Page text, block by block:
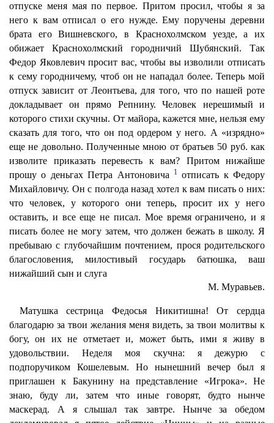
отпуске меня мая по первое. Притом просил, чтобы я за
него к вам отписал о его нужде. Ему поручены деревни
брата его Вишневского, в Краснохолмском уезде, а их
обижает Краснохолмский городничий Шубянский. Так
Федор Яковлевич просит вас, чтобы вы изволили отписать
к сему городничему, чтоб он не нападал более. Теперь мой
отпуск зависит от Леонтьева, для того, что по нашей роте
докладывает он прямо Репнину. Человек нерешимый и
которого стихи скучны. От майора, кажется мне, нельзя ему
сказать для того, что он под ордером у него. А «изрядно»
еще не довольно. Полученные мною от братьев 50 руб. как
изволите приказать перевесть к вам? Притом нижайше
прошу о деньгах Петра Антоновича
1отписать к Федору
Михайловичу. Он с полгода назад хотел к вам писать о них:
что человек, у которого они теперь, просит их у него
оставить, и все еще не писал. Мое время ограничено, и я
писать более не могу затем, что должен бежать в школу. Я
пребываю с глубочайшим почтением, прося родительского
благословения, милостивый государь батюшка, ваш
нижайший сын и слуга
М. Муравьев.
Матушка сестрица Федосья Никитишна! От сердца
благодарю за твои желания меня видеть, за твои молитвы к
богу, он их не отметает и, может быть, ими я живу в
удовольствии. Неделя моя скучна: я дежурю с
подпоручиком Кошелевым. Но нынешний вечер был я
приглашен к Бакунину на представление «Игрока». Не
знаю, буду ли, затем что иные говорят, будто нынче
маскерад. А я слышал так завтре. Нынче за обедом